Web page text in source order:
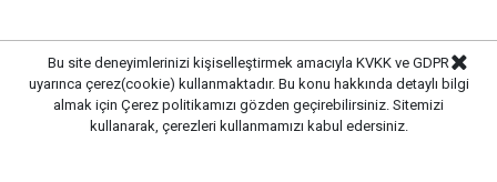
Kaynak: Haber Merkezi
Bu site deneyimlerinizi kişiselleştirmek amacıyla KVKK ve GDPR
uyarınca çerez(cookie) kullanmaktadır. Bu konu hakkında detaylı bilgi
almak için Çerez politikamızı gözden geçirebilirsiniz. Sitemizi
kullanarak, çerezleri kullanmamızı kabul edersiniz.